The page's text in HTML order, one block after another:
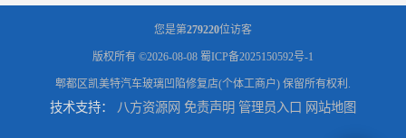
您是第279220位访客
版权所有 ©2026-08-08 蜀ICP备2025150592号-1
郫都区凯美特汽车玻璃凹陷修复店(个体工商户) 保留所有权利.
技术支持： 八方资源网 免责声明 管理员入口 网站地图